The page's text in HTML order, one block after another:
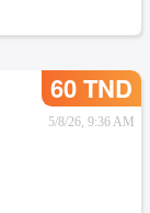
60 TND
5/8/26, 9:36 AM